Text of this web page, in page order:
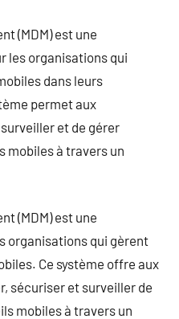
(MDM) est une
les organisations qui
dans leurs
permet aux
et de gérer
mobiles à travers un
(MDM) est une
organisations qui gèrent
Ce système offre aux
sécuriser et surveiller de
mobiles à travers un